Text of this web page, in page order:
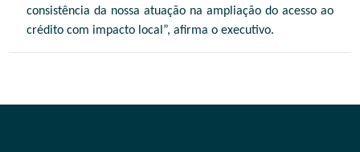
consistência da nossa atuação na ampliação do acesso ao
crédito com impacto local”, afirma o executivo.